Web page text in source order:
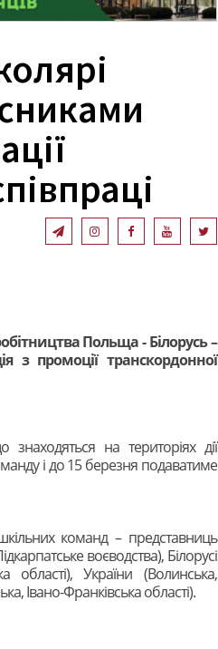
Польща - Білорусь –
з промоції транскордонної
на територіях дії
і до 15 березня подаватиме
команд – представниць
воєводства), Білорусі
області), України (Волинська,
Івано-Франківська області).